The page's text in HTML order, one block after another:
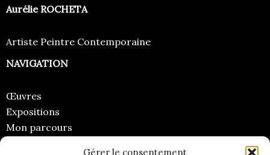
Gérer le consentement
Aurélie ROCHETA
Artiste Peintre Contemporaine
NAVIGATION
Œuvres
Expositions
Mon parcours